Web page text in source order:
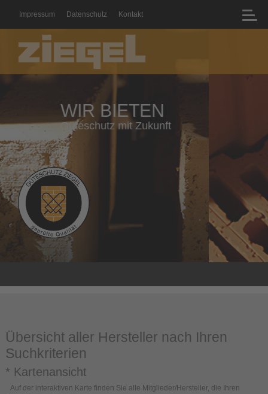
Impressum Datenschutz Kontakt
WIR BIETEN
Geprüfte Qualität mit Zertifikat
Übersicht aller Hersteller nach Ihren
Suchkriterien
* Kartenansicht
Auf der interaktiven Karte finden Sie alle Mitglieder/Hersteller, die Ihren